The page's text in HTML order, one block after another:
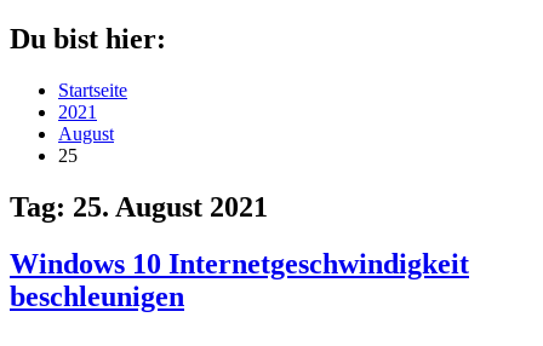
Du bist hier:
Startseite
2021
August
25
Tag: 25. August 2021
Windows 10 Internetgeschwindigkeit
beschleunigen